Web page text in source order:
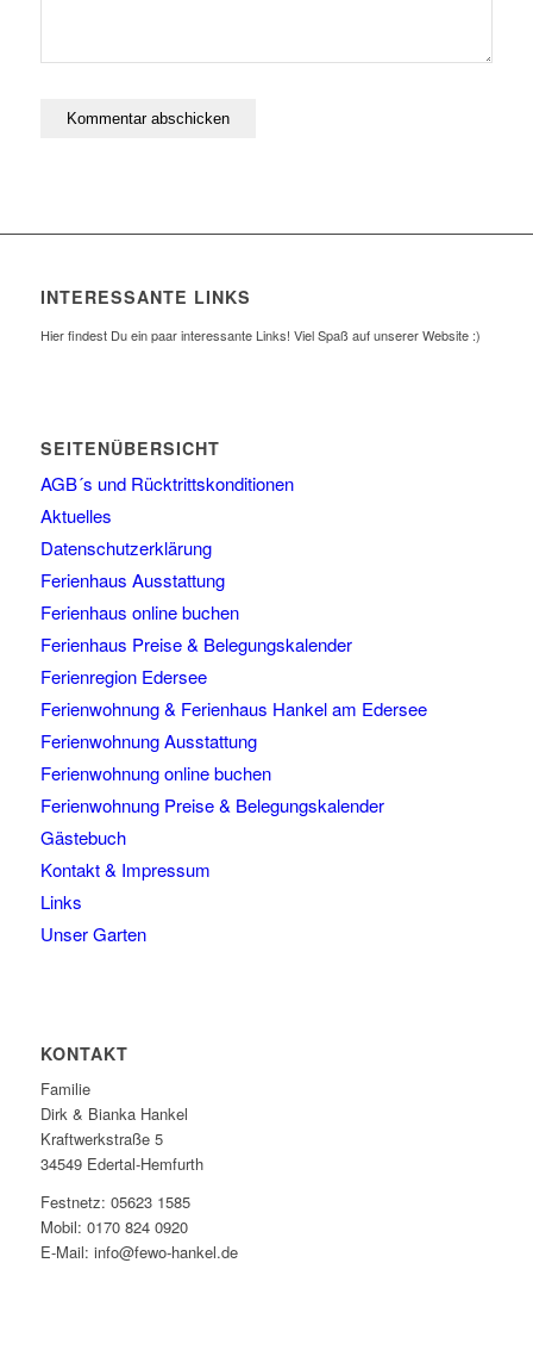
INTERESSANTE LINKS
Hier findest Du ein paar interessante Links! Viel Spaß auf unserer Website :)
SEITENÜBERSICHT
AGB´s und Rücktrittskonditionen
Aktuelles
Datenschutzerklärung
Ferienhaus Ausstattung
Ferienhaus online buchen
Ferienhaus Preise & Belegungskalender
Ferienregion Edersee
Ferienwohnung & Ferienhaus Hankel am Edersee
Ferienwohnung Ausstattung
Ferienwohnung online buchen
Ferienwohnung Preise & Belegungskalender
Gästebuch
Kontakt & Impressum
Links
Unser Garten
KONTAKT
Familie
Dirk & Bianka Hankel
Kraftwerkstraße 5
34549 Edertal-Hemfurth
Festnetz: 05623 1585
Mobil: 0170 824 0920
E-Mail: info@fewo-hankel.de